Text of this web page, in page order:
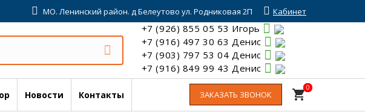
МО. Ленинский район. д Белеутово ул. Родниковая 2П Кабинет
+7 (926) 855 05 53 Игорь
+7 (916) 497 30 63 Денис
+7 (903) 797 53 04 Денис
+7 (916) 849 99 43 Денис
ЗАКАЗАТЬ ЗВОНОК
Новости Контакты shopping_cart0
0